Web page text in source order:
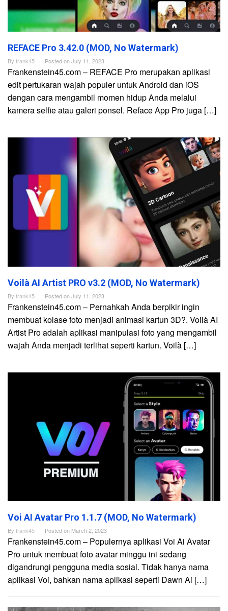
REFACE Pro 3.42.0 (MOD, No Watermark)
By frank45 Posted onJuly 11, 2023
Frankenstein45.com – REFACE Pro merupakan aplikasi
edit pertukaran wajah populer untuk Android dan iOS
dengan cara mengambil momen hidup Anda melalui
kamera selfie atau galeri ponsel. Reface App Pro juga […]
Voilà AI Artist PRO v3.2 (MOD, No Watermark)
By frank45 Posted onJuly 11, 2023
Frankenstein45.com – Pernahkah Anda berpikir ingin
membuat kolase foto menjadi animasi kartun 3D?. Voilà AI
Artist Pro adalah aplikasi manipulasi foto yang mengambil
wajah Anda menjadi terlihat seperti kartun. Voilà […]
Voi AI Avatar Pro 1.1.7 (MOD, No Watermark)
By frank45 Posted on March 2, 2023
Frankenstein45.com – Populernya aplikasi Voi Ai Avatar
Pro untuk membuat foto avatar minggu ini sedang
digandrungi pengguna media sosial. Tidak hanya nama
aplikasi Voi, bahkan nama aplikasi seperti Dawn Ai […]